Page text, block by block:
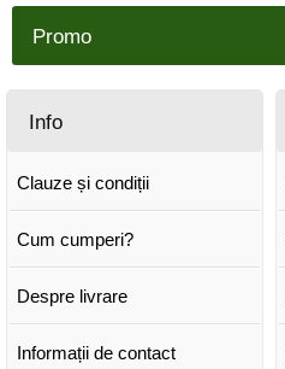
Promo
Info
Clauze și condiții
Cum cumperi?
Despre livrare
Informații de contact